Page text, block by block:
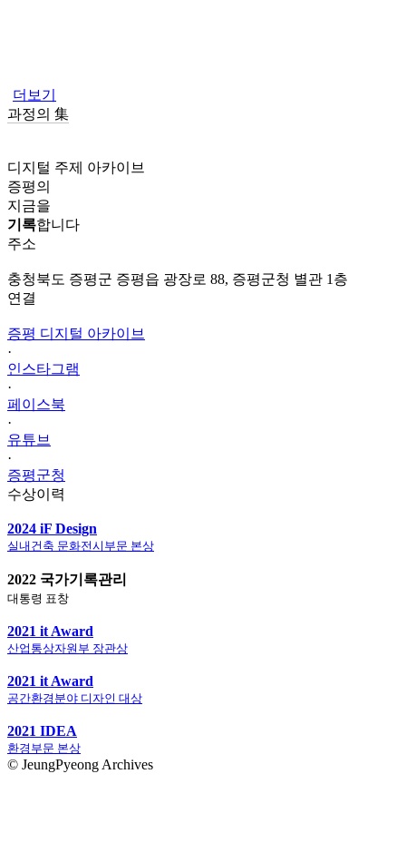
더보기
과정의 集
디지털 주제 아카이브
증평의
지금을
기록합니다
주소
충청북도 증평군 증평읍 광장로 88, 증평군청 별관 1층
연결
증평 디지털 아카이브
·
인스타그램
·
페이스북
·
유튜브
·
증평군청
수상이력
2024 iF Design
실내건축 문화전시부문 본상
2022 국가기록관리
대통령 표창
2021 it Award
산업통상자원부 장관상
2021 it Award
공간환경분야 디자인 대상
2021 IDEA
환경부문 본상
© JeungPyeong Archives